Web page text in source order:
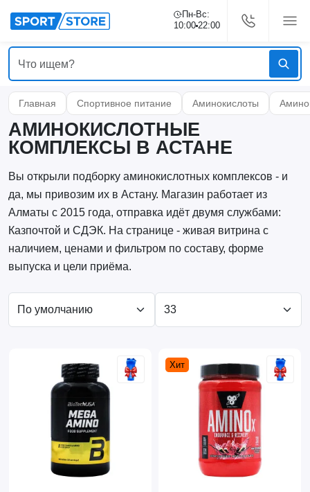
Пн-Вс:
10:00 22:00
Главная Спортивное питание Аминокислоты
АМИНОКИСЛОТНЫЕ
КОМПЛЕКСЫ В АСТАНЕ
Вы открыли подборку аминокислотных комплексов - и
да, мы привозим их в Астану. Магазин работает из
Алматы с 2015 года, отправка идёт двумя службами:
Казпочтой и СДЭК. На странице - живая витрина с
наличием, ценами и фильтром по составу, форме
выпуска и цели приёма.
Хит